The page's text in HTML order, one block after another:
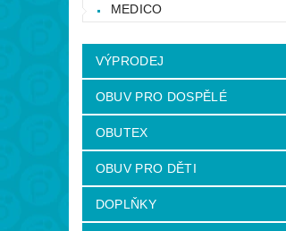
MEDICO
VÝPRODEJ
OBUV PRO DOSPĚLÉ
OBUTEX
OBUV PRO DĚTI
DOPLŇKY